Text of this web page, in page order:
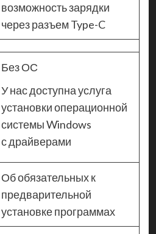
возможность зарядки
через разъем Type-C
Без ОС
У нас доступна услуга
установки операционной
системы Windows
с драйверами
Об обязательных к
предварительной
установке программах